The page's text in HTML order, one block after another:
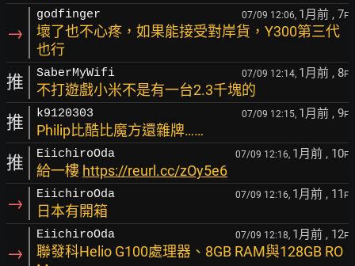
→
godfinger 07/09 12:06, 1月前 , 7F
壞了也不心疼，如果能接受對岸貨，Y300第三代
也行
推 SaberMyWifi 07/09 12:14, 1月前 , 8F
不打遊戲小米不是有一台2.3千塊的
推 k9120303 07/09 12:15, 1月前 , 9F
Philip比酷比魔方還雜牌……
推 EiichiroOda 07/09 12:16, 1月前 , 10F
給一樓 https://reurl.cc/zOy5e6
→ EiichiroOda 07/09 12:16, 1月前 , 11 F
日本有開箱
→
EiichiroOda 07/09 12:18, 1月前 , 12F
聯發科Helio G100處理器、8GB RAM與128GB RO